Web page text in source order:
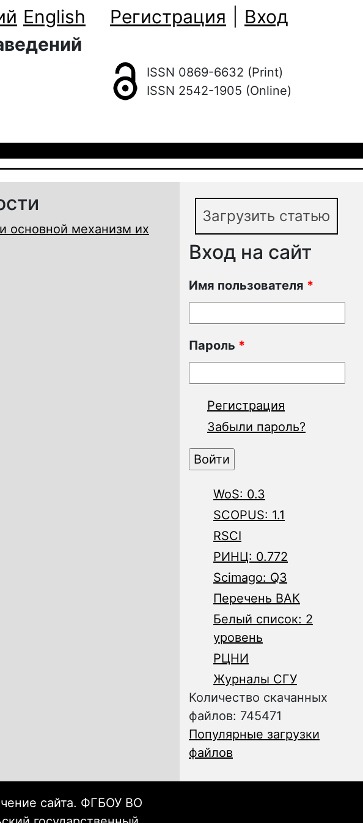
English Регистрация
Вход
ISSN 0869-6632 (Print)
ISSN 2542-1905 (Online)
основной механизм их
Загрузить статью
Вход на сайт
Имя пользователя *
Пароль *
Регистрация
Забыли пароль?
WoS: 0.3
SCOPUS: 1.1
RSCI
РИНЦ: 0.772
Scimago: Q3
Перечень ВАК
Белый список: 2
уровень
РЦНИ
Журналы СГУ
Количество скачанных
файлов: 745471
Популярные загрузки
файлов
сайта. ФГБОУ ВО